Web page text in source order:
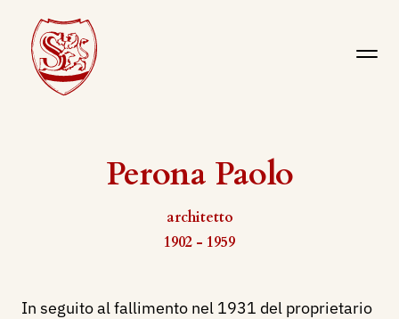
Perona Paolo
architetto
1902 - 1959
In seguito al fallimento nel 1931 del proprietario